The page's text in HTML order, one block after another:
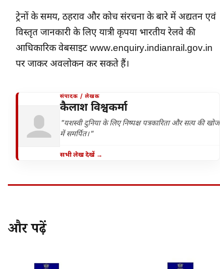
ट्रेनों के समय, ठहराव और कोच संरचना के बारे में अद्यतन एवं
विस्तृत जानकारी के लिए यात्री कृपया भारतीय रेलवे की
आधिकारिक वेबसाइट www.enquiry.indianrail.gov.in
पर जाकर अवलोकन कर सकते हैं।
संपादक / लेखक
कैलाश विश्वकर्मा
"यशस्वी दुनिया के लिए निष्पक्ष पत्रकारिता और सत्य की खोज
में समर्पित।"
सभी लेख देखें →
और पढ़ें